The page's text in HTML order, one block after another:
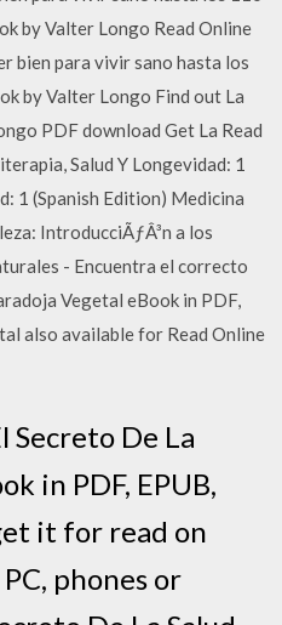
by Valter Longo Read Online
bien para vivir sano hasta los
by Valter Longo Find out La
PDF download Get La Read
Salud Y Longevidad: 1
1 (Spanish Edition) Medicina
IntroducciÃƒÂ³n a los
- Encuentra el correcto
Vegetal eBook in PDF,
also available for Read Online
Secreto De La
in PDF, EPUB,
it for read on
phones or